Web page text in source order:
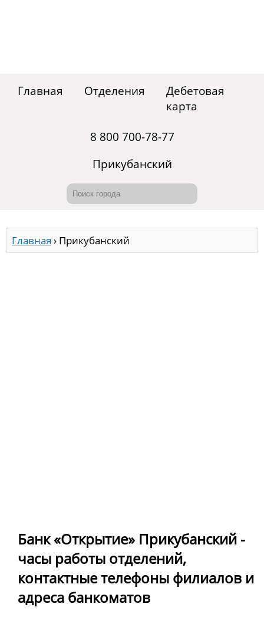
Главная Отделения
Дебетовая
карта
8 800 700-78-77
Прикубанский
Главная › Прикубанский
Банк «Открытие» Прикубанский -
часы работы отделений,
контактные телефоны филиалов и
адреса банкоматов